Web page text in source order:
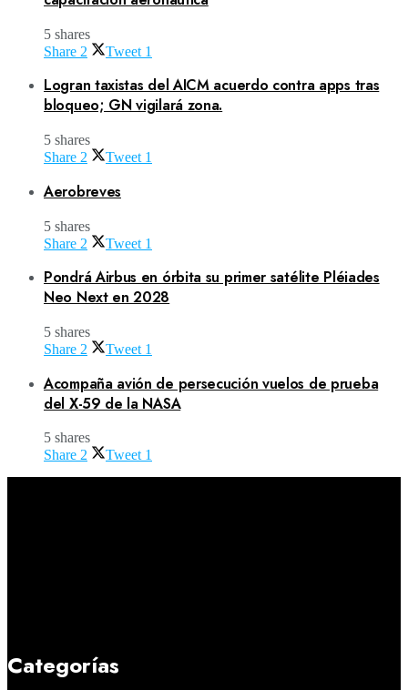
5 shares
Share 2 Tweet 1
Logran taxistas del AICM acuerdo contra apps tras
bloqueo; GN vigilará zona.
5 shares
Share 2 Tweet 1
Aerobreves
5 shares
Share 2 Tweet 1
Pondrá Airbus en órbita su primer satélite Pléiades
Neo Next en 2028
5 shares
Share 2 Tweet 1
Acompaña avión de persecución vuelos de prueba
del X-59 de la NASA
5 shares
Share 2 Tweet 1
Categorías